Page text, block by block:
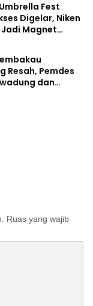
Fest
Digelar, Niken
Magnet
Resah, Pemdes
dan
Ruas yang wajib